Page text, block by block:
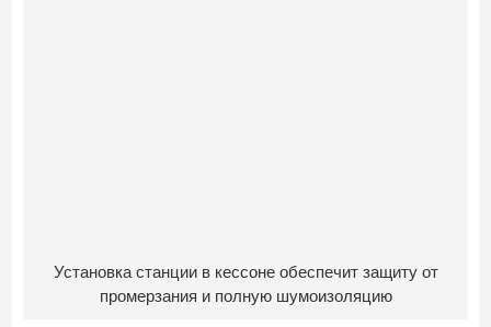
Установка станции в кессоне обеспечит защиту от
промерзания и полную шумоизоляцию